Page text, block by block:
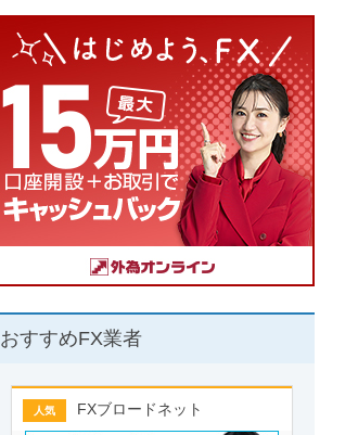
おすすめFX業者
人気 FXブロードネット